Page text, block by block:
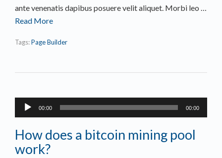
ante venenatis dapibus posuere velit aliquet. Morbi leo …
Read More
Tags:Page Builder
Reproductor
de
audio
00:00 00:00
How does a bitcoin mining pool
work?